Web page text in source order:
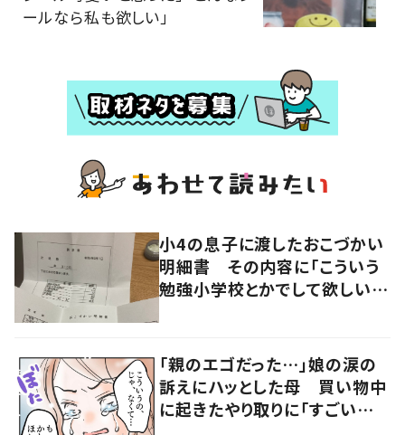
ールなら私も欲しい」
小4の息子に渡したおこづかい
明細書 その内容に「こういう
勉強小学校とかでして欲しい」
「親のエゴだった…」娘の涙の
訴えにハッとした母 買い物中
に起きたやり取りに「すごい分